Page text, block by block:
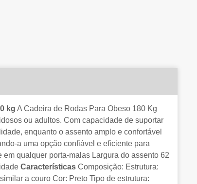
kg A Cadeira de Rodas Para Obeso 180 Kg
ou adultos. Com capacidade de suportar
enquanto o assento amplo e confortável
a uma opção confiável e eficiente para
qualquer porta-malas Largura do assento 62
Características Composição: Estrutura:
a couro Cor: Preto Tipo de estrutura: